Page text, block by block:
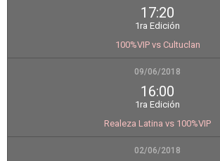
17:20
1ra Edición
100%VIP vs Cultuclan
09/06/2018
16:00
1ra Edición
Realeza Latina vs 100%VIP
02/06/2018